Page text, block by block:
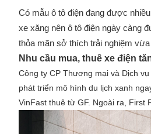
Có mẫu ô tô điện đang được
xe xăng nên ô tô điện ngày càng
thỏa mãn sở thích trải nghiệm
Nhu cầu mua, thuê xe điện
Công ty CP Thương mại và Dịch
phát triển mô hình du lịch xanh
VinFast thuê từ GF. Ngoài ra, First